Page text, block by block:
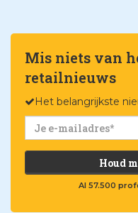
Mis niets van
retailnieuws
Het belangrijkste
Houd
Al 57.500